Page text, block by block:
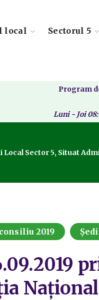
local Sectorul 5
Program
Luni - Joi
Sector 5, Situat
2019